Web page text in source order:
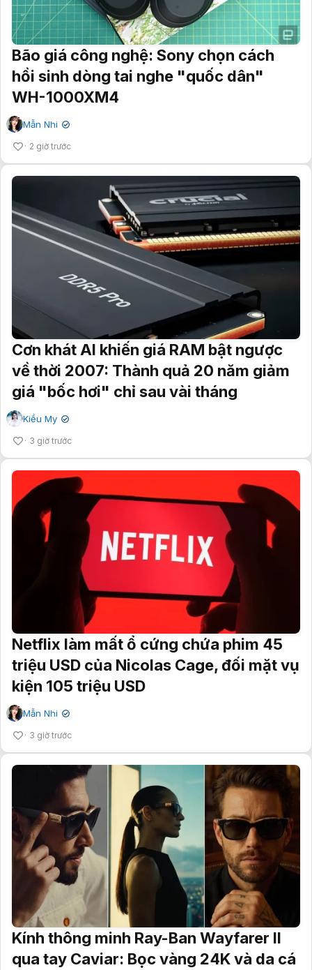
Bão giá công nghệ: Sony chọn cách
hồi sinh dòng tai nghe "quốc dân"
WH-1000XM4
Mẫn Nhi ✔
2 giờ trước
Cơn khát AI khiến giá RAM bật ngược
về thời 2007: Thành quả 20 năm giảm
giá "bốc hơi" chỉ sau vài tháng
Kiều My ✔
3 giờ trước
Netflix làm mất ổ cứng chứa phim 45
triệu USD của Nicolas Cage, đối mặt vụ
kiện 105 triệu USD
Mẫn Nhi ✔
3 giờ trước
Kính thông minh Ray-Ban Wayfarer II
qua tay Caviar: Bọc vàng 24K và da cá